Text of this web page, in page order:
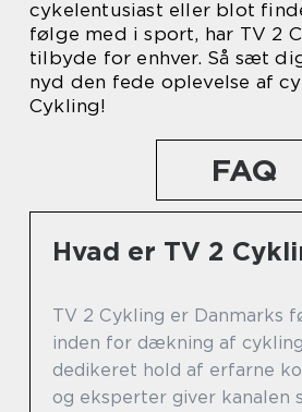
cykelentusiast eller blot
følge med i sport, har TV 2
tilbyde for enhver. Så sæt
nyd den fede oplevelse af
Cykling!
FAQ
Hvad er TV 2
TV 2 Cykling er Danmarks
inden for dækning af
dedikeret hold af erfarne
og eksperter giver kanalen